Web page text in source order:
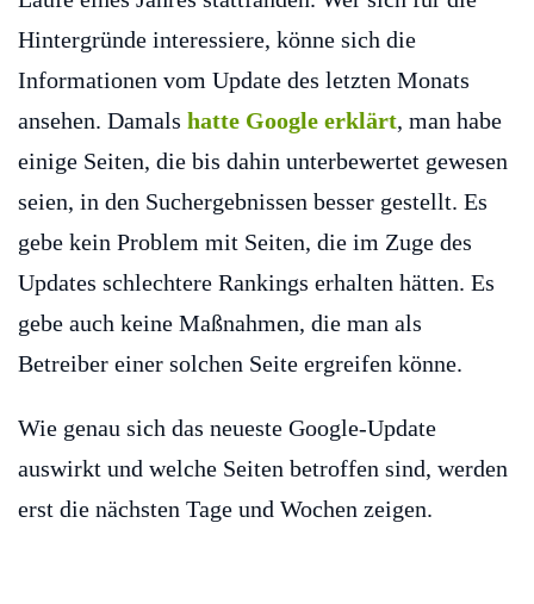
Hintergründe interessiere, könne sich die
Informationen vom Update des letzten Monats
ansehen. Damals hatte Google erklärt, man habe
einige Seiten, die bis dahin unterbewertet gewesen
seien, in den Suchergebnissen besser gestellt. Es
gebe kein Problem mit Seiten, die im Zuge des
Updates schlechtere Rankings erhalten hätten. Es
gebe auch keine Maßnahmen, die man als
Betreiber einer solchen Seite ergreifen könne.
Wie genau sich das neueste Google-Update
auswirkt und welche Seiten betroffen sind, werden
erst die nächsten Tage und Wochen zeigen.